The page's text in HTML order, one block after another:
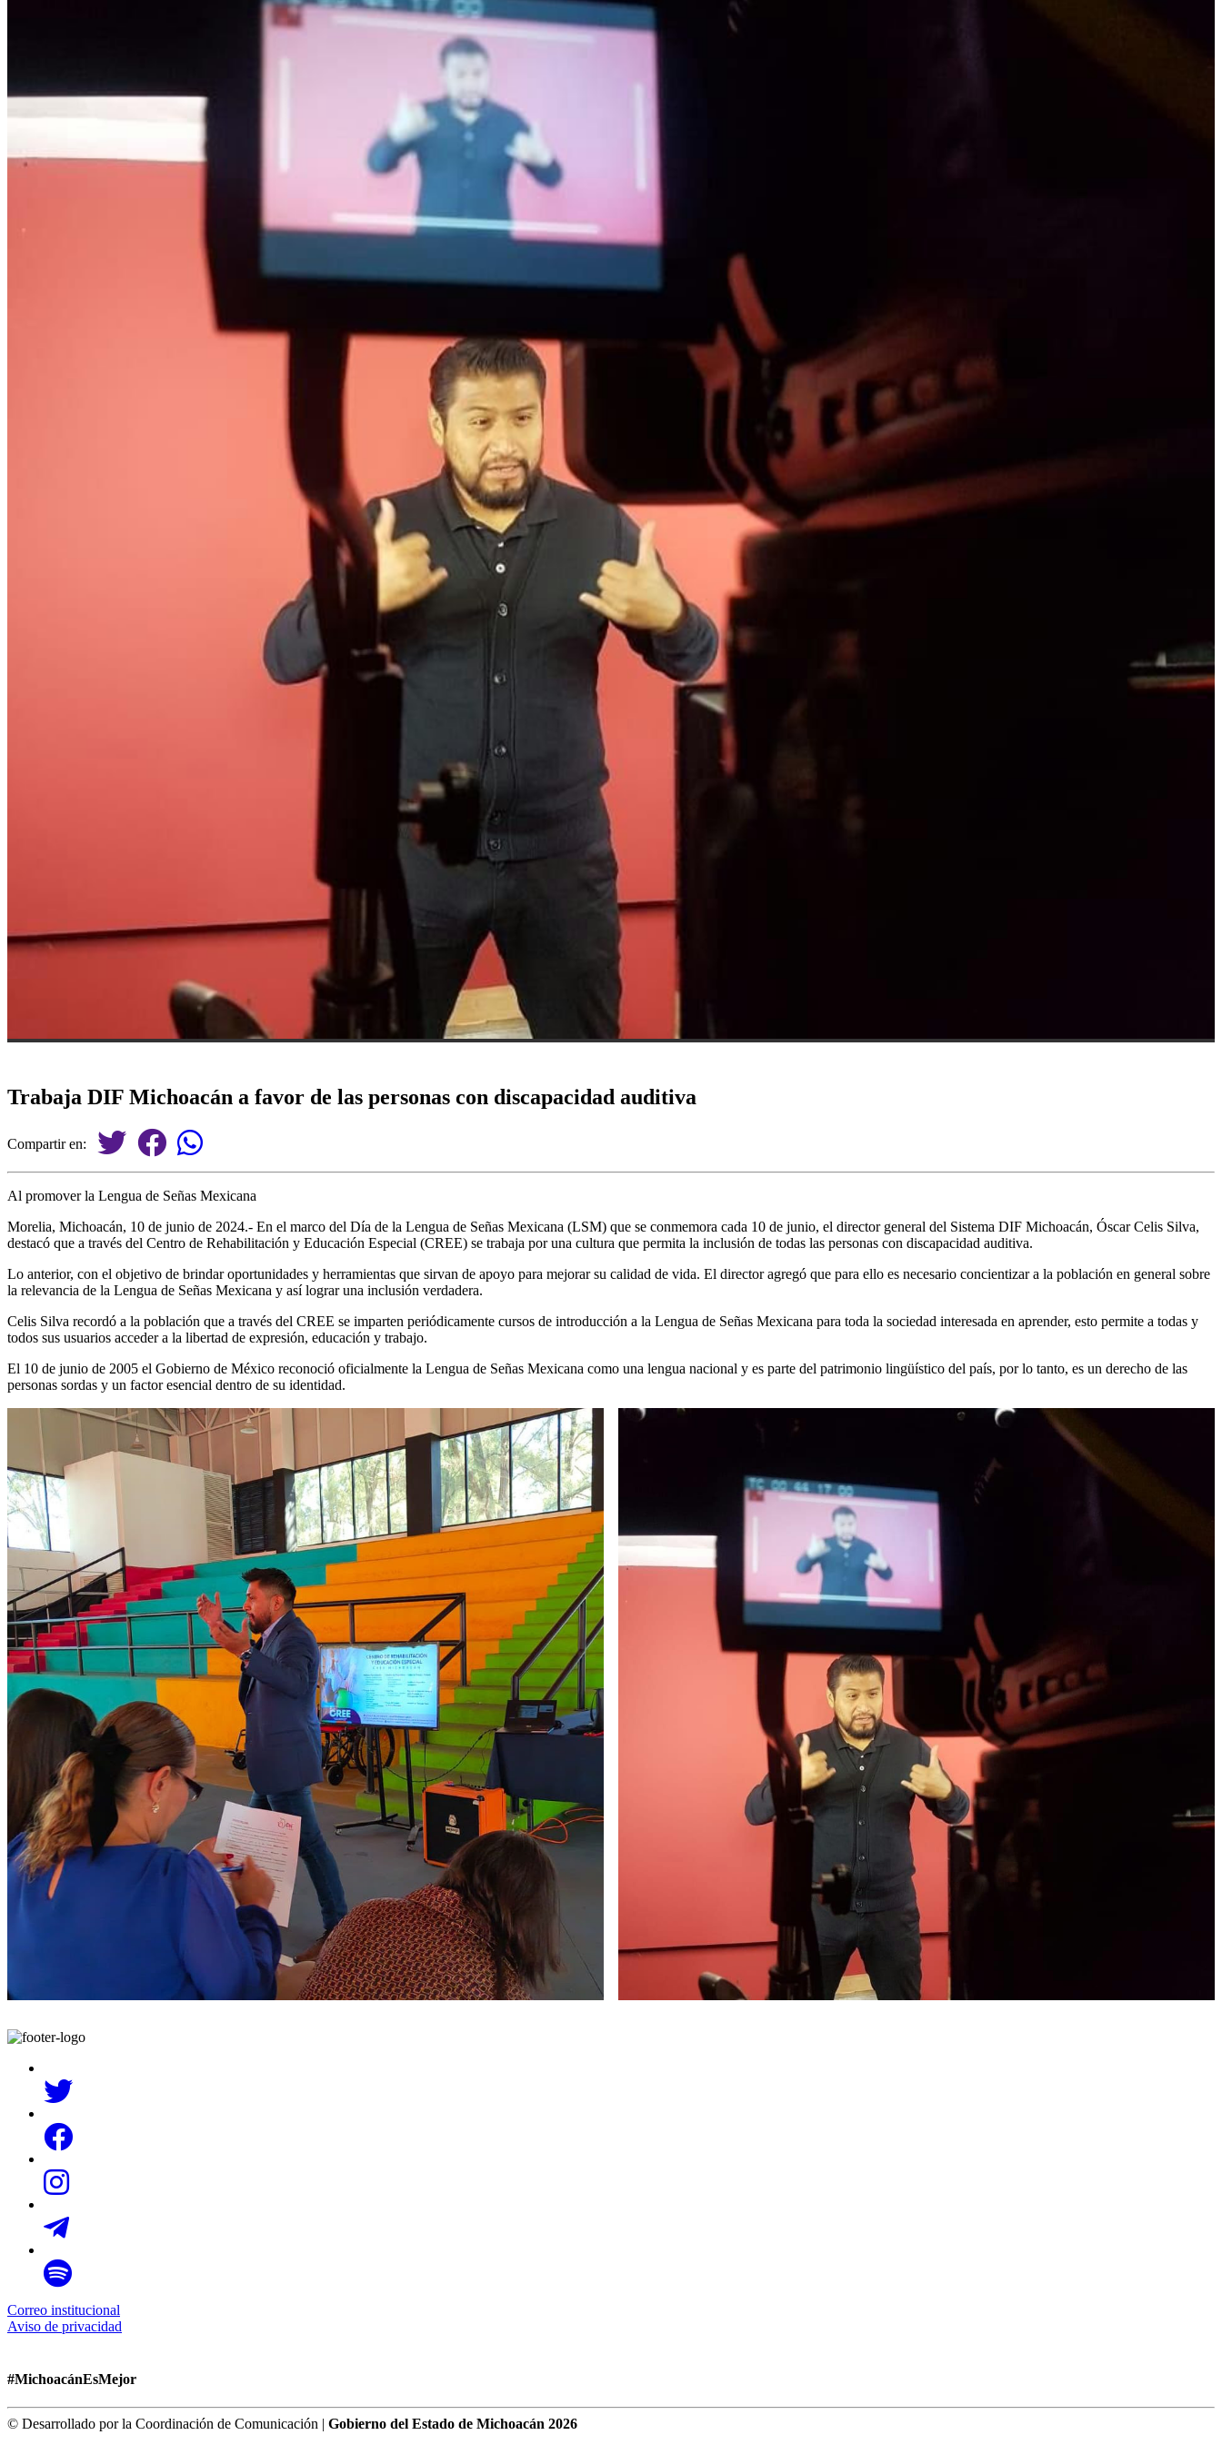
Trabaja DIF Michoacán a favor de las personas con discapacidad auditiva
Compartir en:
Al promover la Lengua de Señas Mexicana
Morelia, Michoacán, 10 de junio de 2024.- En el marco del Día de la Lengua de Señas Mexicana (LSM) que se conmemora cada 10 de junio, el director general del Sistema DIF Michoacán, Óscar Celis Silva,
destacó que a través del Centro de Rehabilitación y Educación Especial (CREE) se trabaja por una cultura que permita la inclusión de todas las personas con discapacidad auditiva.
Lo anterior, con el objetivo de brindar oportunidades y herramientas que sirvan de apoyo para mejorar su calidad de vida. El director agregó que para ello es necesario concientizar a la población en general sobre
la relevancia de la Lengua de Señas Mexicana y así lograr una inclusión verdadera.
Celis Silva recordó a la población que a través del CREE se imparten periódicamente cursos de introducción a la Lengua de Señas Mexicana para toda la sociedad interesada en aprender, esto permite a todas y
todos sus usuarios acceder a la libertad de expresión, educación y trabajo.
El 10 de junio de 2005 el Gobierno de México reconoció oficialmente la Lengua de Señas Mexicana como una lengua nacional y es parte del patrimonio lingüístico del país, por lo tanto, es un derecho de las
personas sordas y un factor esencial dentro de su identidad.
Correo institucional
Aviso de privacidad
#MichoacánEsMejor
© Desarrollado por la Coordinación de Comunicación | Gobierno del Estado de Michoacán 2026